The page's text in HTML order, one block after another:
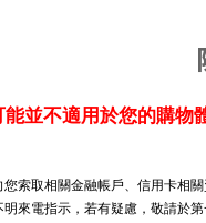
並不適用於您的購物
索取相關金融帳戶、信用卡相
來電指示，若有疑慮，敬請於